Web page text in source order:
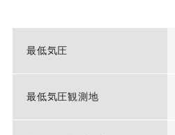
最低気圧
最低気圧観測地